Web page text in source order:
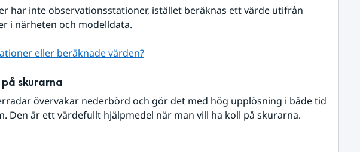
har inte observationsstationer, istället beräknas ett värde utifrån
i närheten och modelldata.
eller beräknade värden?
skurarna
övervakar nederbörd och gör det med hög upplösning i både tid
Den är ett värdefullt hjälpmedel när man vill ha koll på skurarna.